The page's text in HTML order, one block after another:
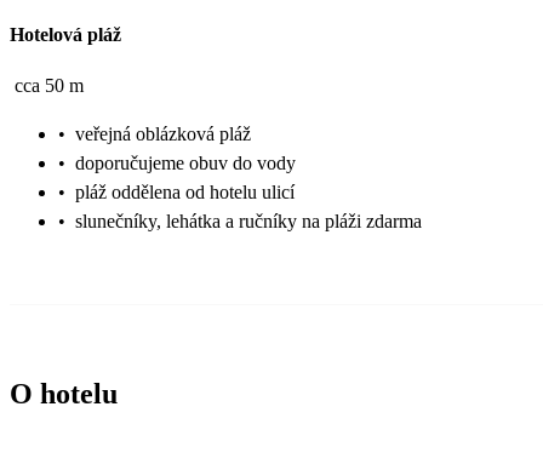
Hotelová pláž
cca 50 m
• veřejná oblázková pláž
• doporučujeme obuv do vody
• pláž oddělena od hotelu ulicí
• slunečníky, lehátka a ručníky na pláži zdarma
O hotelu